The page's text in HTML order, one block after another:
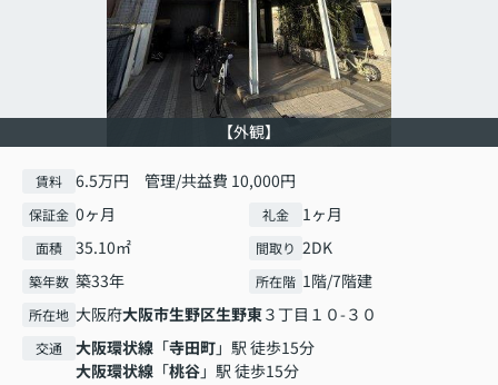
【外観】
賃料 6.5万円 管理/共益費 10,000円
保証金 0ヶ月 礼金 1ヶ月
面積 35.10㎡ 間取り 2DK
築年数 築33年 所在階 1階/7階建
所在地 大阪府大阪市生野区生野東３丁目１０-３０
交通 大阪環状線 「寺田町」駅 徒歩15分
大阪環状線 「桃谷」駅 徒歩15分